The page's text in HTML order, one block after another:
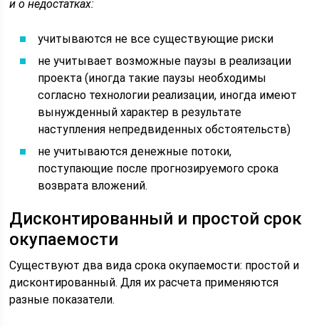
и о недостатках:
учитываются не все существующие риски
не учитывает возможные паузы в реализации
проекта (иногда такие паузы необходимы
согласно технологии реализации, иногда имеют
вынужденный характер в результате
наступления непредвиденных обстоятельств)
не учитываются денежные потоки,
поступающие после прогнозируемого срока
возврата вложений.
Дисконтированный и простой срок
окупаемости
Существуют два вида срока окупаемости: простой и
дисконтированный. Для их расчета применяются
разные показатели.